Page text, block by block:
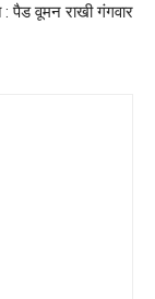
पैड वूमन राखी गंगवार